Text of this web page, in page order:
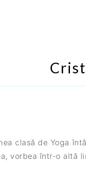
clasă de Yoga
vorbea într-o altă